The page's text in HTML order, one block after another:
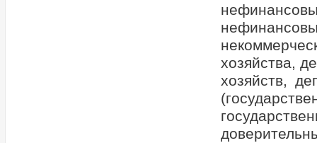
хозяйства,
хозяйств,